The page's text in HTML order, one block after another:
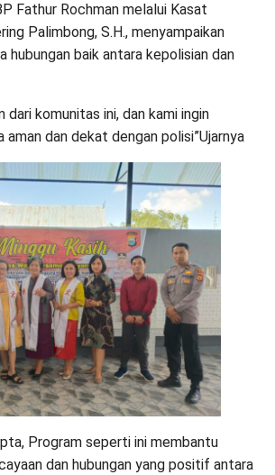
Fathur Rochman melalui Kasat
Palimbong, S.H., menyampaikan
hubungan baik antara kepolisian dan
dari komunitas ini, dan kami ingin
aman dan dekat dengan polisi”Ujarnya
Program seperti ini membantu
dan hubungan yang positif antara